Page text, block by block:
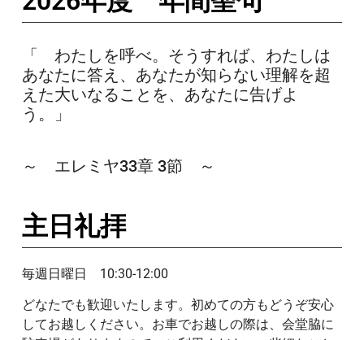
「 わたしを呼べ。そうすれば、わたしは
あなたに答え、あなたが知らない理解を超
えた大いなることを、あなたに告げよ
う。」
～ エレミヤ33章 3節 ～
主日礼拝
毎週日曜日 10:30-12:00
どなたでも歓迎いたします。初めての方もどうぞ安心
してお越しください。お車でお越しの際は、会堂脇に